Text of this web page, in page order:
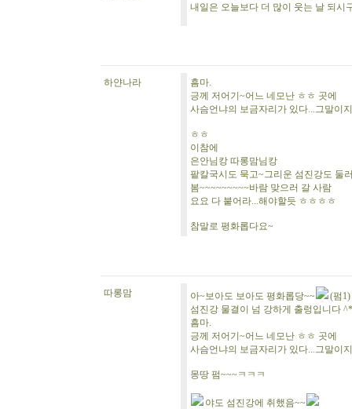
내일은 오늘보다 더 많이 웃는 날 되시
하얀나라
흠마.
긍께 저어기~어느 네모난 ㅎㅎ 곳에
사슴언냐의 보금자리가 있다...그말이
ㅎㅎ
이참에
은안님캉 따롱맘님캉
팥칼국시도 묵고~그리운 섬진강도 둘
봄~~~~~~~~~바람 맞으러 갈 사람
요요 다 붙어라...해야할듯 ㅎㅎㅎㅎ
참말로 평화롭다요~
따롱맘 아~보아도 보아도 평화롭당~~
(펌1)
섬진강 물결이 넘 강하게 출렁입니다
흠마.
긍께 저어기~어느 네모난 ㅎㅎ 곳에
사슴언냐의 보금자리가 있다...그말이
몽땅 펌~~~ㅋㅋㅋ
야도 섬진강에 취했음~~